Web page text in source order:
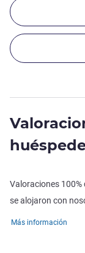
Valoraciones
se alojaron con
Más información